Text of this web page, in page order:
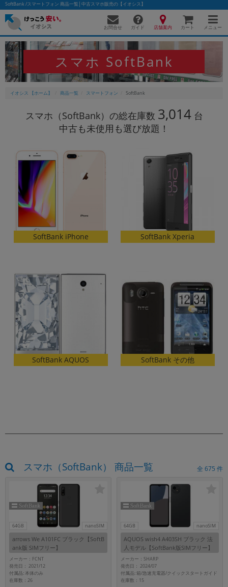
SoftBank /スマートフォン 商品一覧│中古スマホ販売の【イオシス】
お問合せ ガイド 店舗案内 カート メニュー
スマホ SoftBank
イオシス 【ホーム】 商品一覧 スマートフォン SoftBank
スマホ（SoftBank）の総在庫数 3,014 台
中古も未使用も選び放題！
SoftBank iPhone SoftBank Xperia
SoftBank AQUOS SoftBank その他
スマホ（SoftBank） 商品一覧 全675 件
64GB nanoSIM
arrows We A101FC ブラック【SoftB
ank版 SIMフリー】
メーカー：FCNT
発売日： 2021/12
付属品: 本体のみ
在庫数：26
64GB nanoSIM
AQUOS wish4 A403SH ブラック 法
人モデル【SoftBank版SIMフリー】
メーカー：SHARP
発売日： 2024/07
付属品: 箱/急速充電器/クイックスタートガイド
在庫数：15
かんたんパソコン検索に切り替える
フリーワード
人気の検索ワード： Let's noteEliteBook MacBook
カテゴリー
商品ジャンルの絞り込み
「スマートフォン」「タブレット」など
シリーズ
商品シリーズ名・ブランド名の絞り込み。
「iPhone」「Xperia」「Galaxy」など
機能・特徴
商品の搭載機能による絞り込み
「5G対応」「防水」「ワンセグ」など
ドライブ
ドライブの絞り込み
ランク
商品状態の絞り込み
~
モニタサイズ
価格